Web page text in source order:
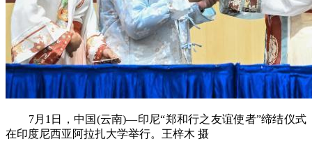
7月1日，中国(云南)—印尼“郑和行之友谊使者”缔结仪式
在印度尼西亚阿拉扎大学举行。王梓木 摄